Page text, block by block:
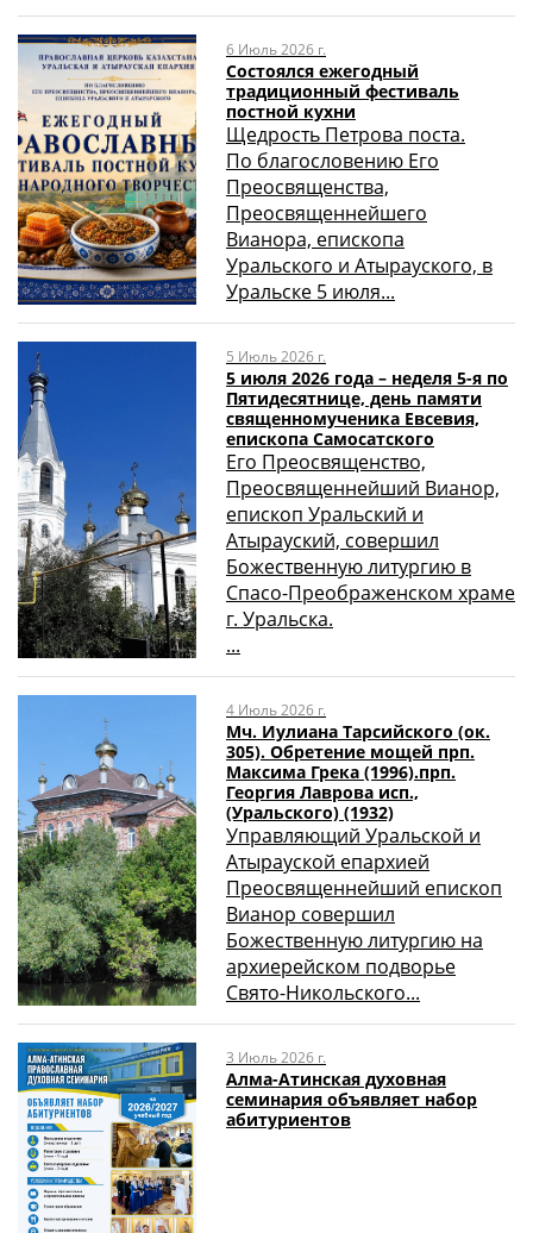
6 Июль 2026 г.
Состоялся ежегодный
традиционный фестиваль
постной кухни
Щедрость Петрова поста.
По благословению Его
Преосвященства,
Преосвященнейшего
Вианора, епископа
Уральского и Атырауского, в
Уральске 5 июля...
5 Июль 2026 г.
5 июля 2026 года – неделя 5-я по
Пятидесятнице, день памяти
священномученика Евсевия,
епископа Самосатского
Его Преосвященство,
Преосвященнейший Вианор,
епископ Уральский и
Атырауский, совершил
Божественную литургию в
Спасо-Преображенском храме
г. Уральска.
...
4 Июль 2026 г.
Мч. Иулиана Тарсийского (ок.
305). Обретение мощей прп.
Максима Грека (1996).прп.
Георгия Лаврова исп.,
(Уральского) (1932)
Управляющий Уральской и
Атырауской епархией
Преосвященнейший епископ
Вианор совершил
Божественную литургию на
архиерейском подворье
Свято-Никольского...
3 Июль 2026 г.
Алма-Атинская духовная
семинария объявляет набор
абитуриентов